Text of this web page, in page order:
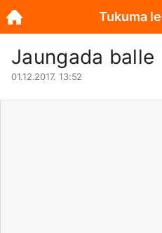
Jaungada balle
01.12.2017. 13:52
Tukuma